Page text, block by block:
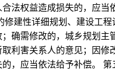
法权益造成损失的，应当
性详细规划、建设工程
确需修改的，城乡规划主
利害关系人的意见；因修
的，应当依法给予补偿。